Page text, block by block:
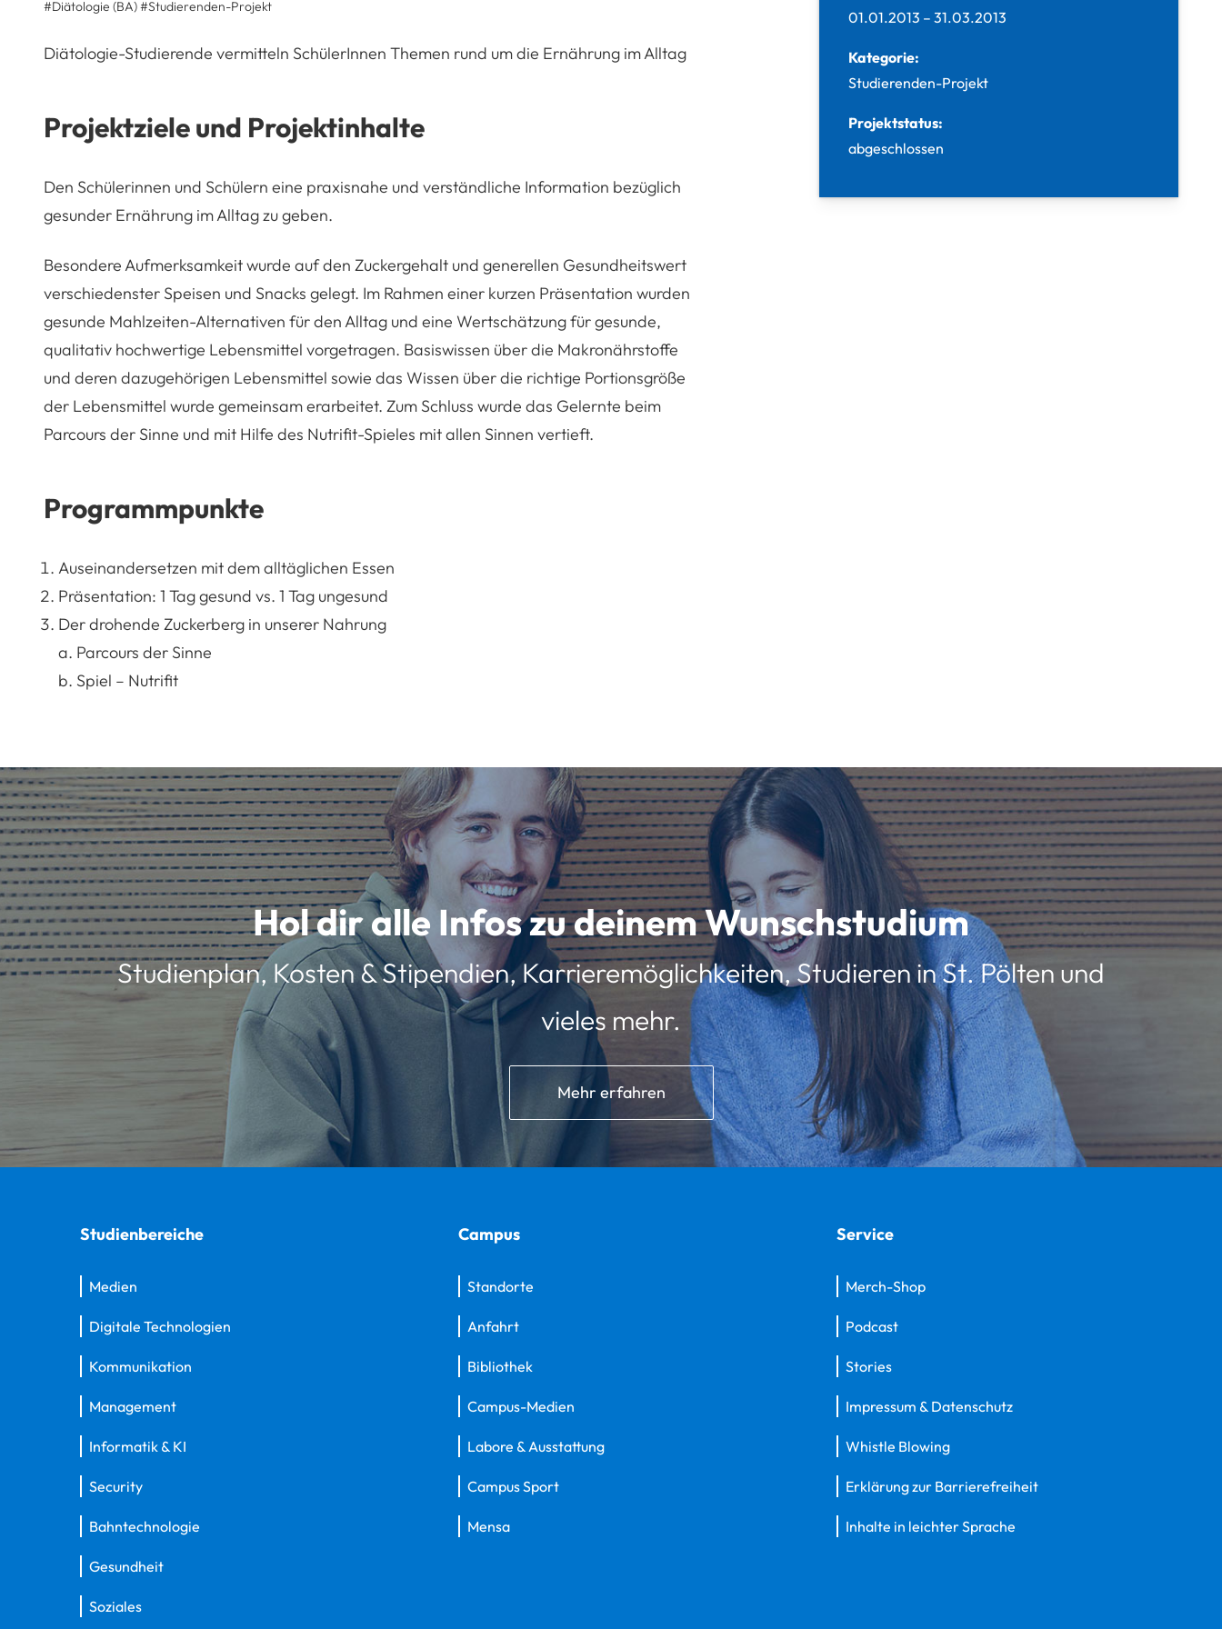
01.01.2013 –31.03.2013
Kategorie:
Studierenden-Projekt
Projektstatus:
abgeschlossen
#Diätologie (BA)#Studierenden-Projekt
Diätologie-Studierende vermitteln SchülerInnen Themen rund um die Ernährung im Alltag
Projektziele und Projektinhalte
Den Schülerinnen und Schülern eine praxisnahe und verständliche Information bezüglich
gesunder Ernährung im Alltag zu geben.
Besondere Aufmerksamkeit wurde auf den Zuckergehalt und generellen Gesundheitswert
verschiedenster Speisen und Snacks gelegt. Im Rahmen einer kurzen Präsentation wurden
gesunde Mahlzeiten-Alternativen für den Alltag und eine Wertschätzung für gesunde,
qualitativ hochwertige Lebensmittel vorgetragen. Basiswissen über die Makronährstoffe
und deren dazugehörigen Lebensmittel sowie das Wissen über die richtige Portionsgröße
der Lebensmittel wurde gemeinsam erarbeitet. Zum Schluss wurde das Gelernte beim
Parcours der Sinne und mit Hilfe des Nutrifit-Spieles mit allen Sinnen vertieft.
Programmpunkte
Auseinandersetzen mit dem alltäglichen Essen
Präsentation: 1 Tag gesund vs. 1 Tag ungesund
Der drohende Zuckerberg in unserer Nahrung
a. Parcours der Sinne
b. Spiel – Nutrifit
Hol dir alle Infos zu deinem Wunschstudium
Studienplan, Kosten & Stipendien, Karrieremöglichkeiten, Studieren in St. Pölten und
vieles mehr.
Mehr erfahren
Studienbereiche
Medien
Digitale Technologien
Kommunikation
Management
Informatik & KI
Security
Bahntechnologie
Gesundheit
Soziales
Campus
Standorte
Anfahrt
Bibliothek
Campus-Medien
Labore & Ausstattung
Campus Sport
Mensa
Service
Merch-Shop
Podcast
Stories
Impressum & Datenschutz
Whistle Blowing
Erklärung zur Barrierefreiheit
Inhalte in leichter Sprache